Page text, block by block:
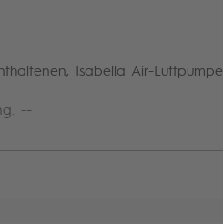
Isabella Air-Luftpumpe.
--